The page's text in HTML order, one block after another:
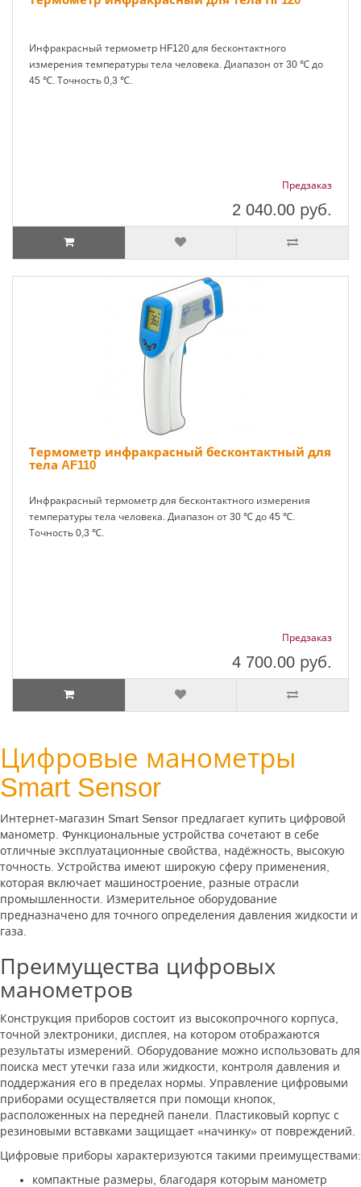
Инфракрасный термометр НF120 для бесконтактного
измерения температуры тела человека. Диапазон от 30 ℃ до
45 ℃. Точность 0,3 ℃.
Предзаказ
2 040.00 руб.
Термометр инфракрасный бесконтактный для
тела AF110
Инфракрасный термометр для бесконтактного измерения
температуры тела человека. Диапазон от 30 ℃ до 45 ℃.
Точность 0,3 ℃.
Предзаказ
4 700.00 руб.
Цифровые манометры
Smart Sensor
Интернет-магазин Smart Sensor предлагает купить цифровой
манометр. Функциональные устройства сочетают в себе
отличные эксплуатационные свойства, надёжность, высокую
точность. Устройства имеют широкую сферу применения,
которая включает машиностроение, разные отрасли
промышленности. Измерительное оборудование
предназначено для точного определения давления жидкости и
газа.
Преимущества цифровых
манометров
Конструкция приборов состоит из высокопрочного корпуса,
точной электроники, дисплея, на котором отображаются
результаты измерений. Оборудование можно использовать для
поиска мест утечки газа или жидкости, контроля давления и
поддержания его в пределах нормы. Управление цифровыми
приборами осуществляется при помощи кнопок,
расположенных на передней панели. Пластиковый корпус с
резиновыми вставками защищает «начинку» от повреждений.
Цифровые приборы характеризуются такими преимуществами:
компактные размеры, благодаря которым манометр